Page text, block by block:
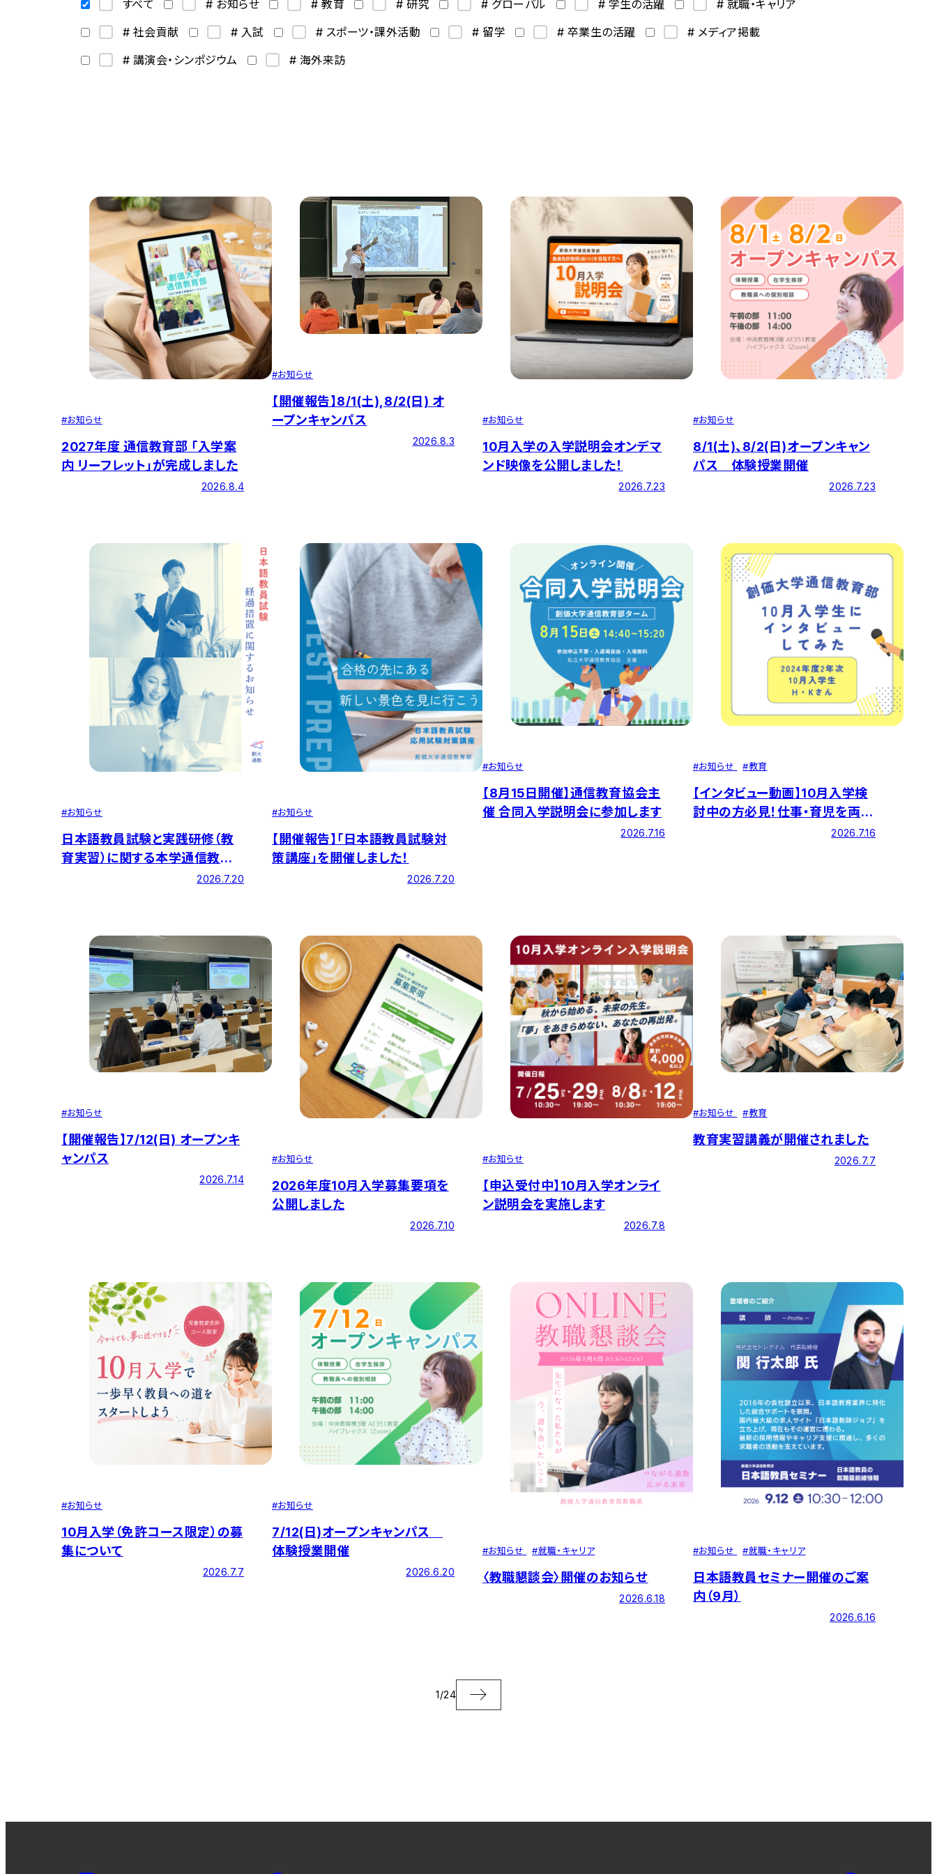
すべて # お知らせ # 教育 # 研究 # グローバル # 学生の活躍
# 就職・キャリア
# 社会貢献
# 入試 # スポーツ・課外活動 # 留学 # 卒業生の活躍
# メディア掲載
# 講演会・シンポジウム
# 海外来訪
#お知らせ
2027年度 通信教育部 ｢入学案
内 リーフレット」が完成しました
2026.8.4
#お知らせ
【開催報告】8/1(土),8/2(日) オ
ープンキャンパス
2026.8.3
#お知らせ
10月入学の入学説明会オンデマ
ンド映像を公開しました！
2026.7.23
#お知らせ
8/1(土)、8/2(日)オープンキャン
パス 体験授業開催
2026.7.23
#お知らせ
日本語教員試験と実践研修（教
育実習）に関する本学通信教育
部在学生・卒業生の「経過措置」
2026.7.20
#お知らせ
【開催報告】「日本語教員試験対
策講座」を開催しました！
2026.7.20
#お知らせ
【8月15日開催】通信教育協会主
催 合同入学説明会に参加します
2026.7.16
#お知らせ #教育
【インタビュー動画】10月入学検
討中の方必見！仕事・育児を両立
しながら、小学校教員を目指す
2026.7.16
#お知らせ
【開催報告】7/12(日) オープンキ
ャンパス
2026.7.14
#お知らせ
2026年度10月入学募集要項を
公開しました
2026.7.10
#お知らせ
【申込受付中】10月入学オンライ
ン説明会を実施します
2026.7.8
#お知らせ #教育
教育実習講義が開催されました
2026.7.7
#お知らせ
10月入学（免許コース限定）の募
集について
2026.7.7
#お知らせ
7/12(日)オープンキャンパス
体験授業開催
2026.6.20
#お知らせ #就職・キャリア
〈教職懇談会〉開催のお知らせ
2026.6.18
#お知らせ #就職・キャリア
日本語教員セミナー開催のご案
内（9月）
2026.6.16
1/24